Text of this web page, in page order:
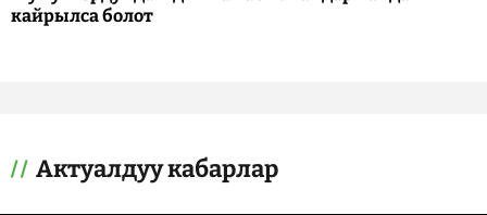
кайрылса болот
Актуалдуу кабарлар